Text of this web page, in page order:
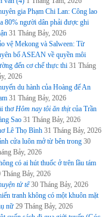
gia Phạm Chi Lan: Công lao
80% người dân phải được ghi
31 Tháng Bảy, 2026
vệ Mekong và Salween: Từ
bố ASEAN về quyền môi
đến cơ chế thực thi 31 Tháng
2026
du hành của Hoàng đế An
31 Tháng Bảy, 2026
thơHôm nay tôi ăn thịtcủa Trần
Sao 31 Tháng Bảy, 2026
Lê Thọ Bình 31 Tháng Bảy, 2026
cửa luôn mở từ bên trong 30
Bảy, 2026
có ai hút thuốc ở trên lầu tám
Tháng Bảy, 2026
tử tế 30 Tháng Bảy, 2026
tranh không có một khuôn mặt
nữ 29 Tháng Bảy, 2026